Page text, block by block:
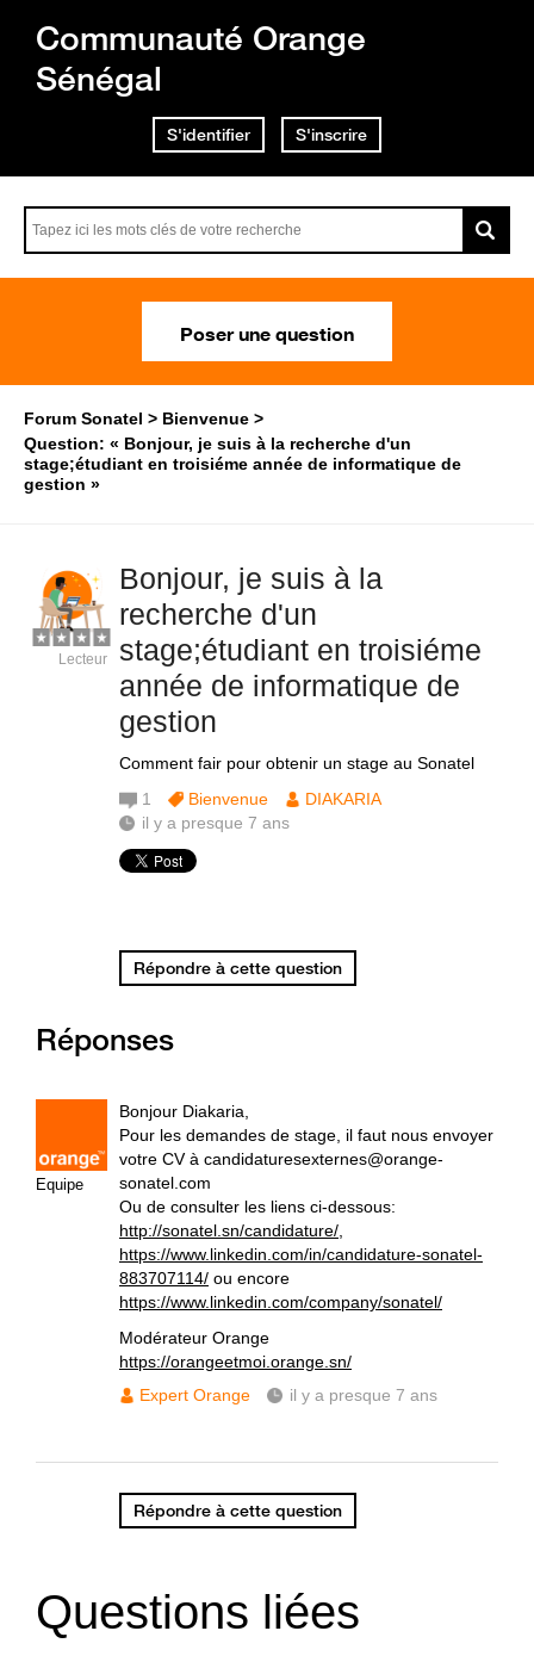
Communauté Orange
Sénégal
S'identifier S'inscrire
Poser une question
Forum Sonatel
Bienvenue
Question: « Bonjour, je suis à la recherche d'un
stage;étudiant en troisiéme année de informatique de
gestion »
Bonjour, je suis à la
recherche d'un
stage;étudiant en troisiéme
année de informatique de
gestion
Comment fair pour obtenir un stage au Sonatel
Lecteur
1 Bienvenue
DIAKARIA
il y a presque 7 ans
Répondre à cette question
Réponses
Equipe
Bonjour Diakaria,
Pour les demandes de stage, il faut nous envoyer
votre CV à candidaturesexternes@orange-
sonatel.com
Ou de consulter les liens ci-dessous:
http://sonatel.sn/candidature/
https://www.linkedin.com/in/candidature-sonatel-
883707114/ ou encore
https://www.linkedin.com/company/sonatel/
Modérateur Orange
https://orangeetmoi.orange.sn/
Expert Orange
il y a presque 7 ans
Répondre à cette question
Questions liées